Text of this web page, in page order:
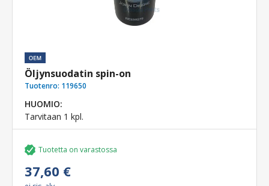
Öljynsuodatin spin-on
Tuotenro: 119650
HUOMIO:
Tarvitaan 1 kpl.
Tuotetta on varastossa
37,60 €